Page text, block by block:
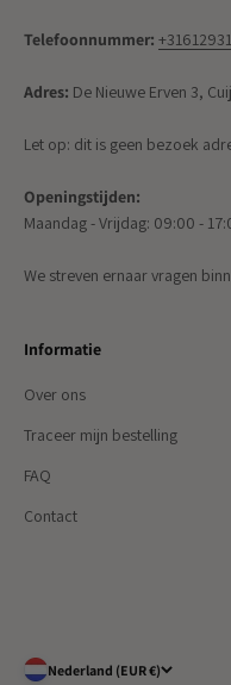
Telefoonnummer:
Adres: De Nieuwe Erven 3,
Let op: dit is geen bezoek
Openingstijden:
Maandag - Vrijdag: 09:00 -
We streven ernaar vragen
Informatie
Over ons
Traceer mijn bestelling
FAQ
Contact
Nederland (EUR €)